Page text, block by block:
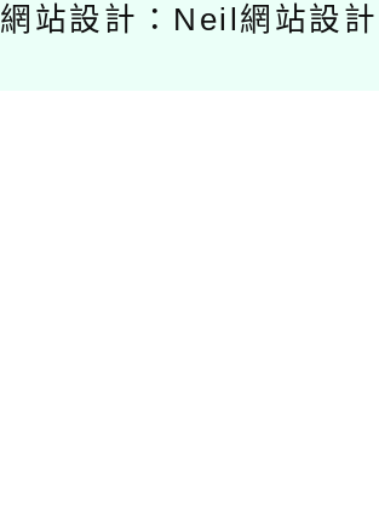
網站設計：Neil網站設